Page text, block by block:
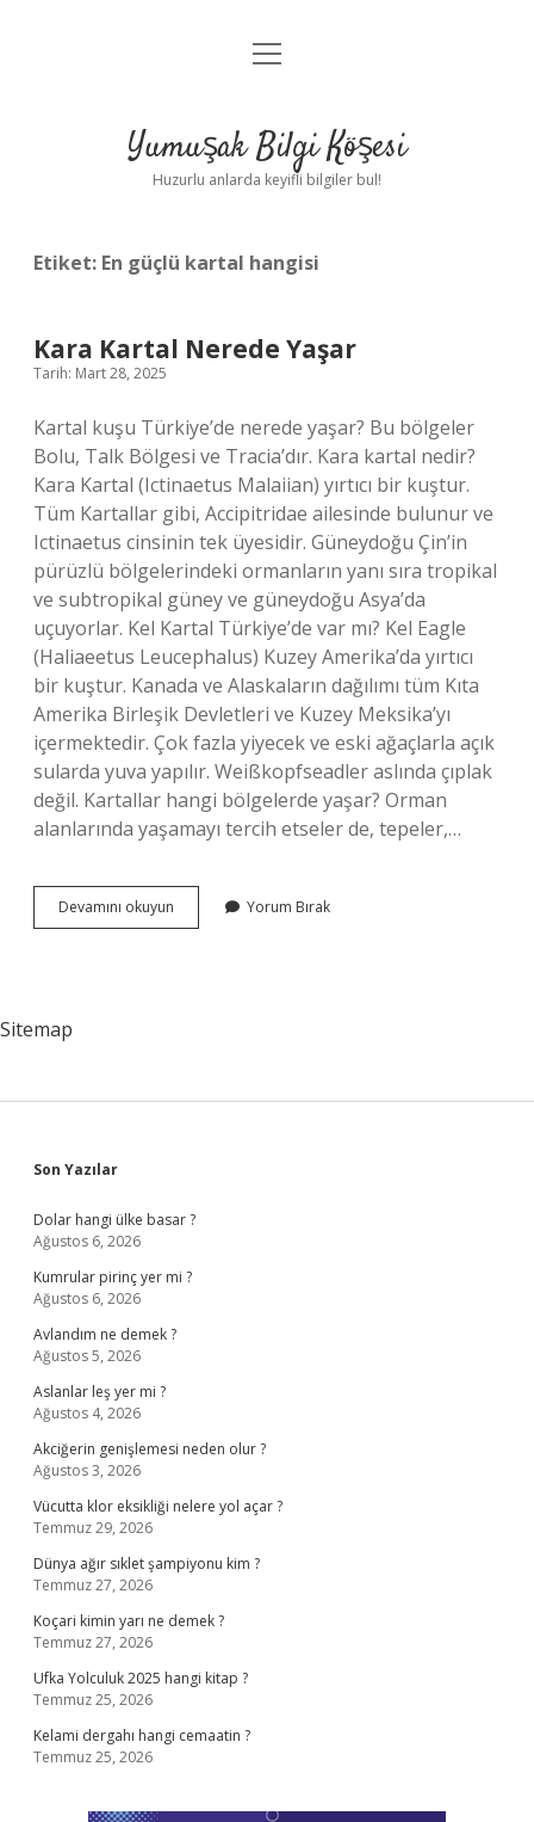
Anasayfa
Yasal Uyarı
menüyü
Yumuşak Bilgi Köşesi
Huzurlu anlarda keyifli bilgiler bul!
Etiket: En güçlü kartal hangisi
Kara Kartal Nerede Yaşar
Tarih: Mart 28, 2025
Kartal kuşu Türkiye’de nerede yaşar? Bu bölgeler
Bolu, Talk Bölgesi ve Tracia’dır. Kara kartal nedir?
Kara Kartal (Ictinaetus Malaiian) yırtıcı bir kuştur.
Tüm Kartallar gibi, Accipitridae ailesinde bulunur ve
Ictinaetus cinsinin tek üyesidir. Güneydoğu Çin’in
pürüzlü bölgelerindeki ormanların yanı sıra tropikal
ve subtropikal güney ve güneydoğu Asya’da
uçuyorlar. Kel Kartal Türkiye’de var mı? Kel Eagle
(Haliaeetus Leucephalus) Kuzey Amerika’da yırtıcı
bir kuştur. Kanada ve Alaskaların dağılımı tüm Kıta
Amerika Birleşik Devletleri ve Kuzey Meksika’yı
içermektedir. Çok fazla yiyecek ve eski ağaçlarla açık
sularda yuva yapılır. Weißkopfseadler aslında çıplak
değil. Kartallar hangi bölgelerde yaşar? Orman
alanlarında yaşamayı tercih etseler de, tepeler,…
Devamını okuyun
Kartal
Yorum Bırak
Sitemap
Sidebar
Son Yazılar
Dolar hangi ülke basar ?
Ağustos 6, 2026
Kumrular pirinç yer mi ?
Ağustos 6, 2026
Avlandım ne demek ?
Ağustos 5, 2026
Aslanlar leş yer mi ?
Ağustos 4, 2026
Akciğerin genişlemesi neden olur ?
Ağustos 3, 2026
Vücutta klor eksikliği nelere yol açar ?
Temmuz 29, 2026
Dünya ağır sıklet şampiyonu kim ?
Temmuz 27, 2026
Koçari kimin yarı ne demek ?
Temmuz 27, 2026
Ufka Yolculuk 2025 hangi kitap ?
Temmuz 25, 2026
Kelami dergahı hangi cemaatin ?
Temmuz 25, 2026